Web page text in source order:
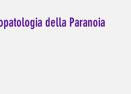
della Paranoia